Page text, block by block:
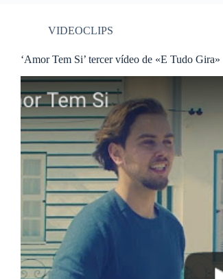
VIDEOCLIPS
‘Amor Tem Si’ tercer vídeo de «E Tudo